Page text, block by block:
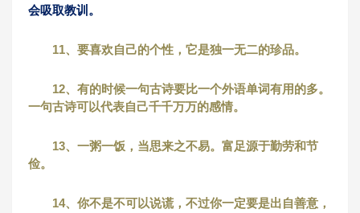
会吸取教训。
11、要喜欢自己的个性，它是独一无二的珍品。
12、有的时候一句古诗要比一个外语单词有用的多。
一句古诗可以代表自己千千万万的感情。
13、一粥一饭，当思来之不易。富足源于勤劳和节
俭。
14、你不是不可以说谎，不过你一定要是出自善意，